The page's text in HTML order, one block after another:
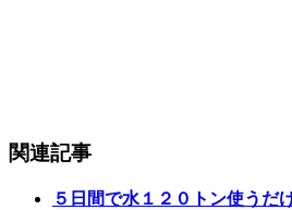
関連記事
５日間で水１２０トン使うだ